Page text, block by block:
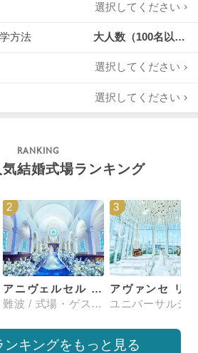
選択してください
方法 大人数（100名以上）,
選択してください
選択してください
結婚式場ランキング
2
アニヴェルセル 大阪
難波 / 式場・ゲストハウス
3
ンキングをもっと見る